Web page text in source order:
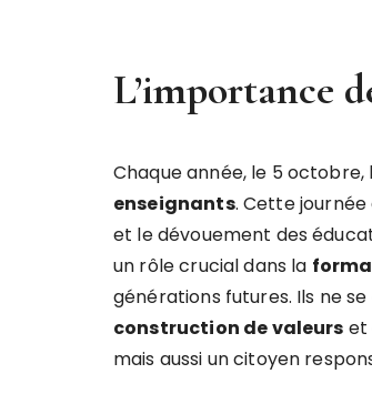
L’importance
Chaque année, le 5
enseignants. Cette
et le dévouement des
un rôle crucial dans la forma
générations futures. Ils ne
construction devaleurs et
mais aussi un citoyen